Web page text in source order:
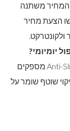
המחיר משתנה
הצעת מחיר
כן. המשטח המזוגג והגימורים הזמינים Anti-Slip/Grip מספקים
שוטף שומר על